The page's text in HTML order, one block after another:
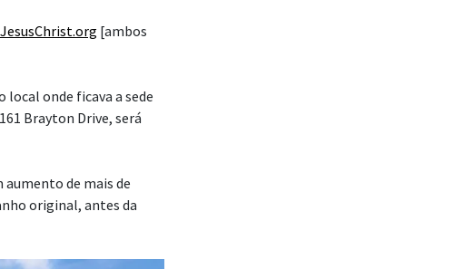
[ambos
onde ficava a sede
Brayton Drive, será
aumento de mais de
original, antes da